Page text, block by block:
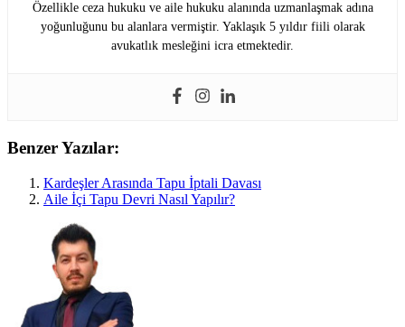
Özellikle ceza hukuku ve aile hukuku alanında uzmanlaşmak adına
yoğunluğunu bu alanlara vermiştir. Yaklaşık 5 yıldır fiili olarak
avukatlık mesleğini icra etmektedir.
Benzer Yazılar:
Kardeşler Arasında Tapu İptali Davası
Aile İçi Tapu Devri Nasıl Yapılır?